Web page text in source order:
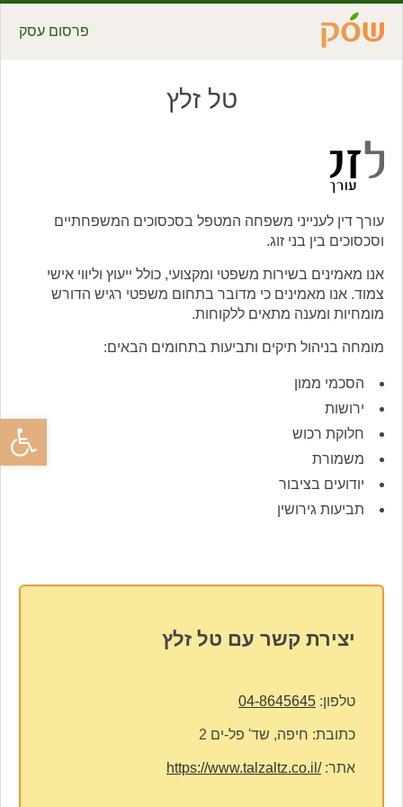
פתח
פרסום עסק
טל זלץ
עורך דין לענייני משפחה המטפל בסכסוכים המשפחתיים
וסכסוכים בין בני זוג.
אנו מאמינים בשירות משפטי ומקצועי, כולל ייעוץ וליווי אישי
צמוד. אנו מאמינים כי מדובר בתחום משפטי רגיש הדורש
מומחיות ומענה מתאים ללקוחות.
מומחה בניהול תיקים ותביעות בתחומים הבאים:
הסכמי ממון
ירושות
חלוקת רכוש
משמורת
יודועים בציבור
תביעות גירושין
יצירת קשר עם טל זלץ
טלפון: 04-8645645
כתובת: חיפה, שד' פל-ים 2
אתר:https://www.talzaltz.co.il/